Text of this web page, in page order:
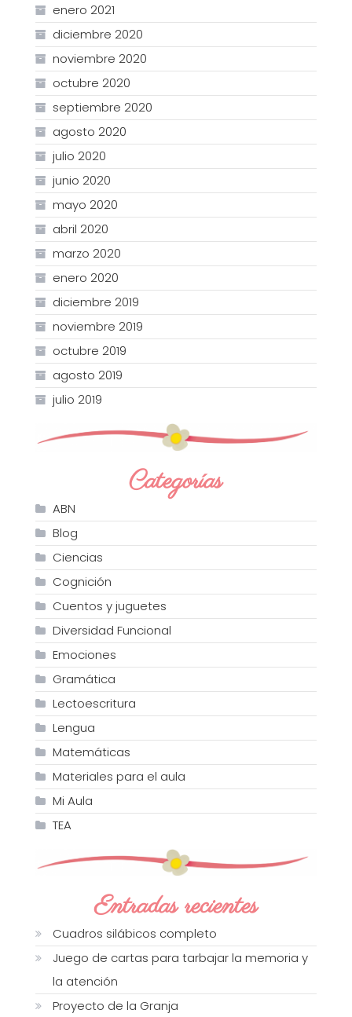
enero 2021
diciembre 2020
noviembre 2020
octubre 2020
septiembre 2020
agosto 2020
julio 2020
junio 2020
mayo 2020
abril 2020
marzo 2020
enero 2020
diciembre 2019
noviembre 2019
octubre 2019
agosto 2019
julio 2019
Categorías
ABN
Blog
Ciencias
Cognición
Cuentos y juguetes
Diversidad Funcional
Emociones
Gramática
Lectoescritura
Lengua
Matemáticas
Materiales para el aula
Mi Aula
TEA
Entradas recientes
Cuadros silábicos completo
Juego de cartas para tarbajar la memoria y
la atención
Proyecto de la Granja